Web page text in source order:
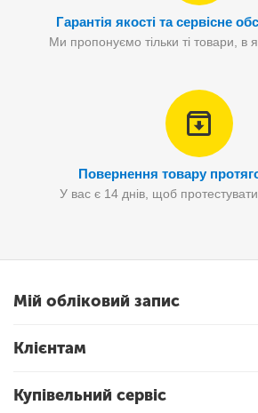
Гарантія якості та сервісне
Ми пропонуємо тільки ті товари, в
Повернення товару
У вас є 14 днів, щоб
Мій обліковий запис
Клієнтам
Купівельний сервіс